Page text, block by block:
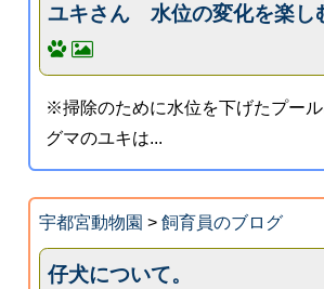
ユキさん 水位の変化を楽し
※掃除のために水位を下げたプー
グマのユキは...
宇都宮動物園 > 飼育員のブログ
仔犬について。